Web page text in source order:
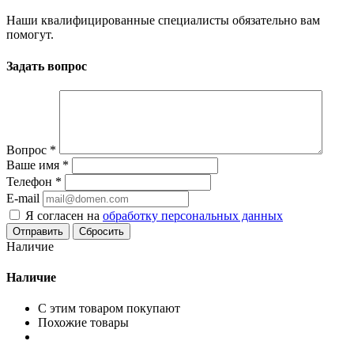
Наши квалифицированные специалисты обязательно вам
помогут.
Задать вопрос
Вопрос *
Ваше имя *
Телефон *
E-mail
Я согласен на обработку персональных данных
Сбросить
Наличие
Наличие
С этим товаром покупают
Похожие товары